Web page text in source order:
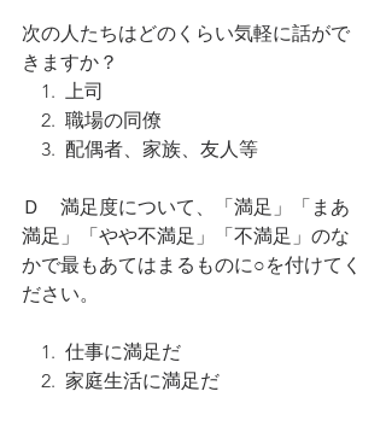
次の人たちはどのくらい気軽に話がで
きますか？
1.  上司
2.  職場の同僚
3.  配偶者、家族、友人等
Ｄ　満足度について、「満足」「まあ
満足」「やや不満足」「不満足」のな
かで最もあてはまるものに○を付けてく
ださい。
1.  仕事に満足だ
2.  家庭生活に満足だ